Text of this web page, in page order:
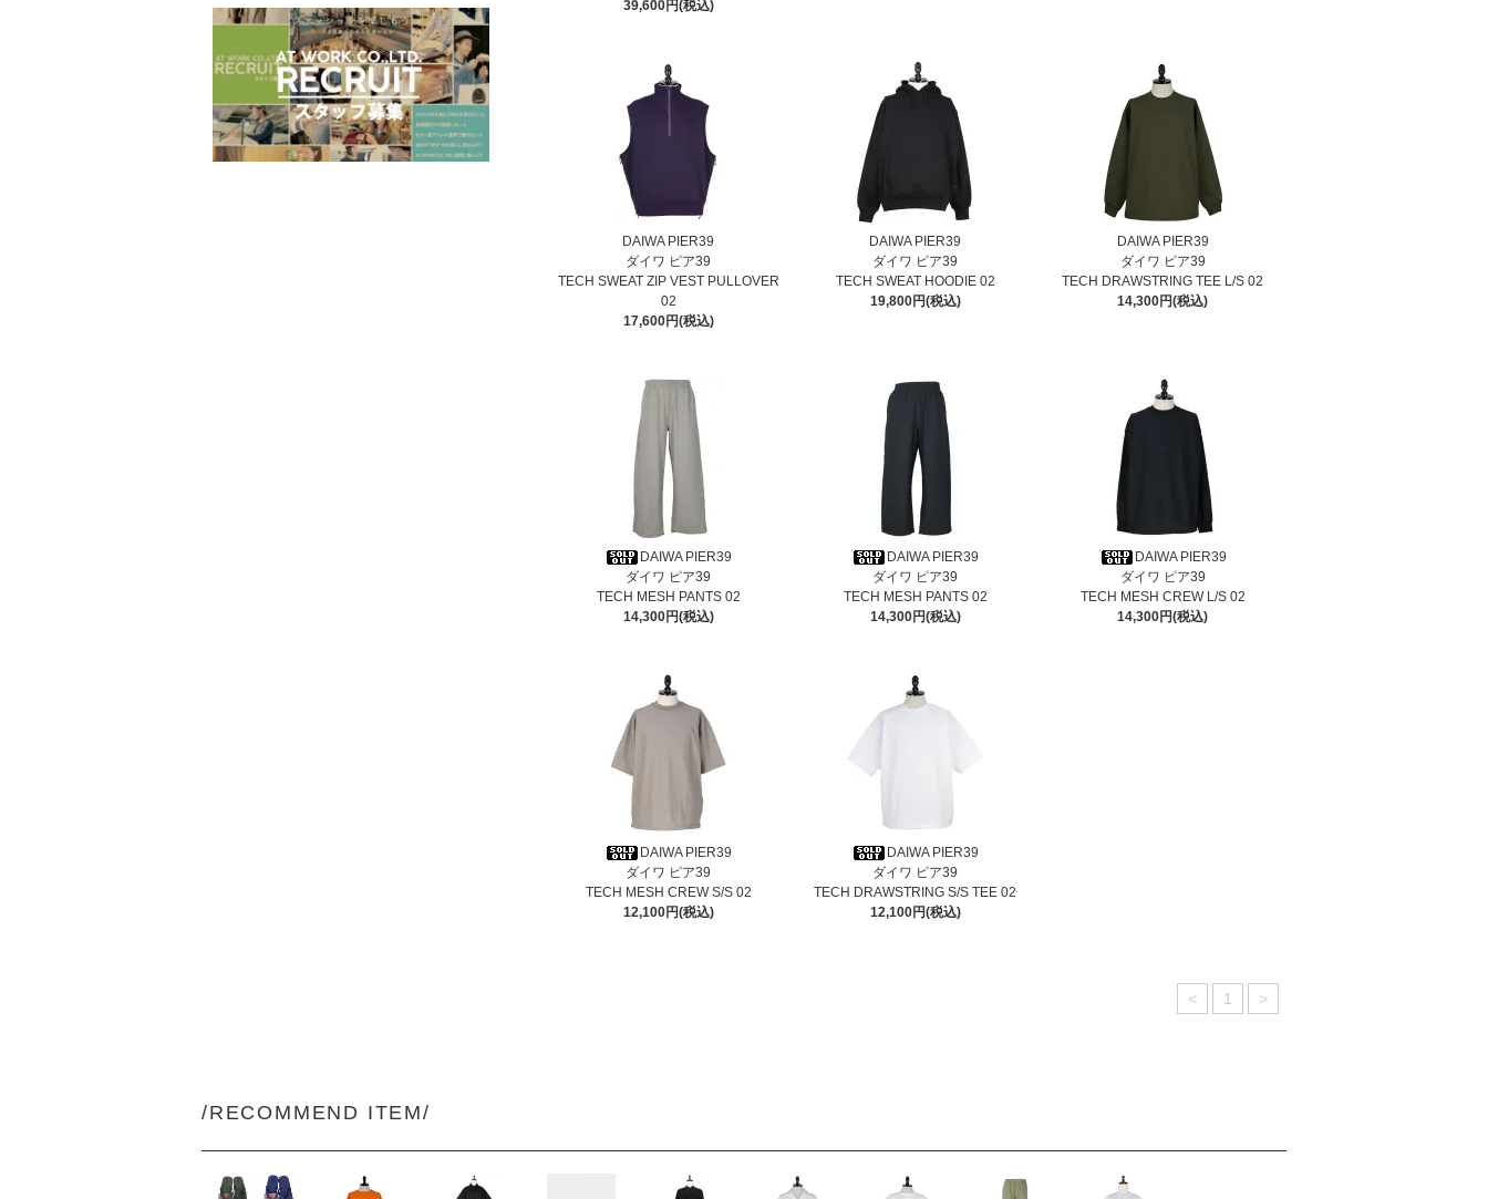
39,600円(税込)
DAIWA PIER39
ダイワ ピア39
TECH SWEAT ZIP VEST PULLOVER
02
17,600円(税込)
DAIWA PIER39
ダイワ ピア39
TECH SWEAT HOODIE 02
19,800円(税込)
DAIWA PIER39
ダイワ ピア39
TECH DRAWSTRING TEE L/S 02
14,300円(税込)
DAIWA PIER39
ダイワ ピア39
TECH MESH PANTS 02
14,300円(税込)
DAIWA PIER39
ダイワ ピア39
TECH MESH PANTS 02
14,300円(税込)
DAIWA PIER39
ダイワ ピア39
TECH MESH CREW L/S 02
14,300円(税込)
DAIWA PIER39
ダイワ ピア39
TECH MESH CREW S/S 02
12,100円(税込)
DAIWA PIER39
ダイワ ピア39
TECH DRAWSTRING S/S TEE 02
12,100円(税込)
< 1 >
/RECOMMEND ITEM/